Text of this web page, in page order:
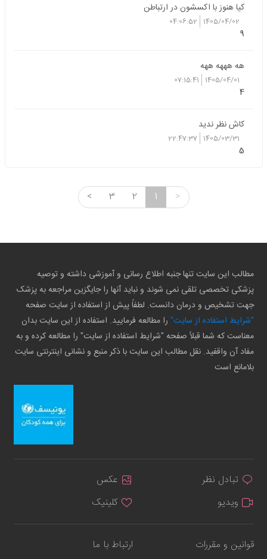
کیا هنوز با اکسشون در ارتباطن
1405/04/02
04:06:52
9
هه هههه ههه
1405/04/01
07:15:41
4
کاش نظر ندید
1405/03/31
22:47:37
5
>
1
2
3
<
مطالب این سایت تنها جنبه اطلاع رسانی و آموزشی داشته و توصیه
پزشکی تخصصی تلقی نمی شوند و نباید آنها را جایگزین مراجعه به پزشک
جهت تشخیص و درمان دانست. لطفاً پیش از استفاده از سایت صفحه
"شرایط استفاده از سایت" را مطالعه فرمایید. استفاده از این سایت بدان
معناست که شما قبلاً صفحه "شرایط استفاده از سایت" را مطالعه کرده و به
مفاد آن واقفید. نقل مطالب این سایت با ذکر منبع و نشانی اینترنتی سایت
بلامانع است
تبادل نظر
عکس
ویدیو
کلینیک
قوانین و مقررات ارتباط با ما